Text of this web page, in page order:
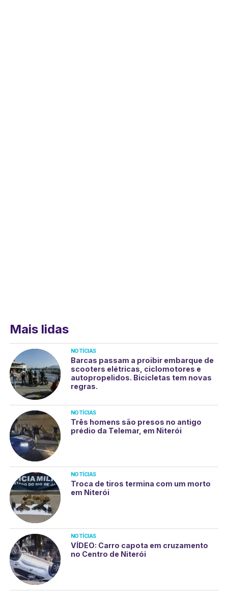
Mais lidas
NOTÍCIAS
Barcas passam a proibir embarque de
scooters elétricas, ciclomotores e
autopropelidos. Bicicletas tem novas
regras.
NOTÍCIAS
Três homens são presos no antigo
prédio da Telemar, em Niterói
NOTÍCIAS
Troca de tiros termina com um morto
em Niterói
NOTÍCIAS
VÍDEO: Carro capota em cruzamento
no Centro de Niterói